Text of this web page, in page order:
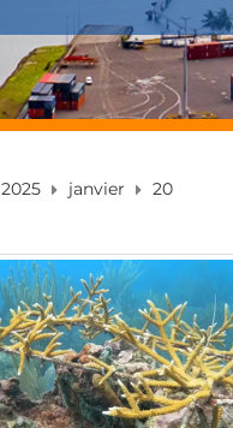
2025 janvier 20